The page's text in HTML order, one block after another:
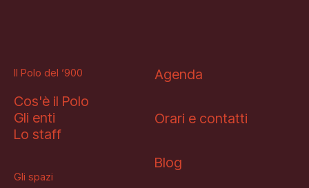
Il Polo del ‘900
Cos'è il Polo
Gli enti
Lo staff
Gli spazi
Agenda
Orari e contatti
Blog